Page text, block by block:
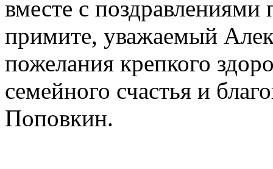
вместе с
примите, уважаемый
пожелания крепкого
семейного счастья и
Поповкин.